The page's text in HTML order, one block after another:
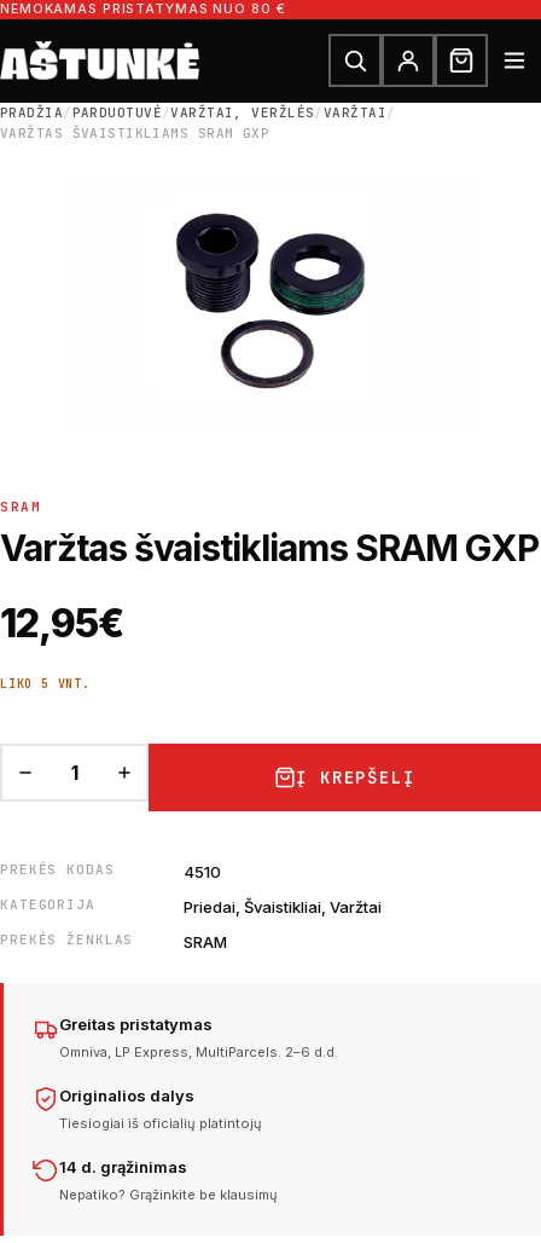
Pereiti prie turinio
NEMOKAMAS PRISTATYMAS NUO 80 €
Ieškoti dalių
Ieškoti
PRADŽIA/PARDUOTUVĖ/VARŽTAI, VERŽLĖS/VARŽTAI /
VARŽTAS ŠVAISTIKLIAMS SRAM GXP
SRAM
Varžtas švaistikliams SRAM GXP
12,95€
LIKO 5 VNT.
Į KREPŠELĮ
PREKĖS KODAS 4510
KATEGORIJA Priedai, Švaistikliai, Varžtai
PREKĖS ŽENKLAS SRAM
Greitas pristatymas
Omniva, LP Express, MultiParcels. 2–6 d.d.
Originalios dalys
Tiesiogiai iš oficialių platintojų
14 d. grąžinimas
Nepatiko? Grąžinkite be klausimų